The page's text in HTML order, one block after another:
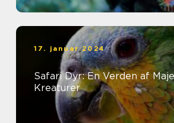
17. januar 2024
Safari Dyr: En Verden af
Kreaturer